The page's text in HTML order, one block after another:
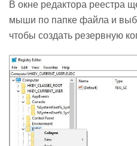
В окне редактора реестра
мыши по папке файла и
чтобы создать резервную